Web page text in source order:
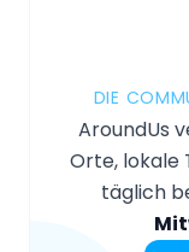
DIE
AroundUs
Orte, lokale
täglich